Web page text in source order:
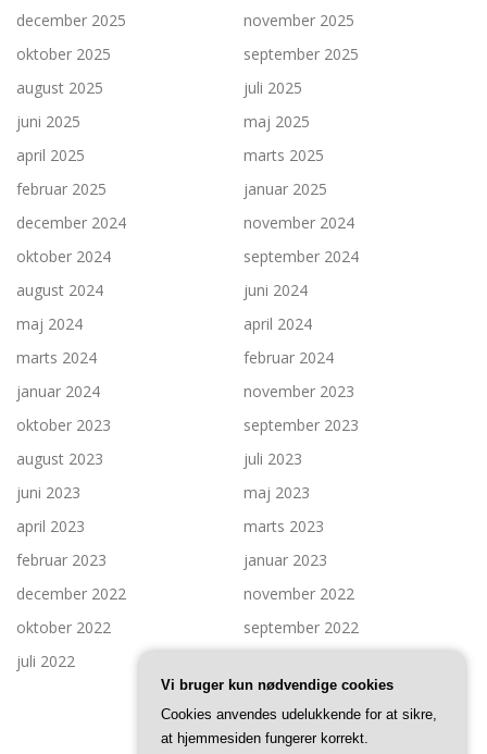
december 2025
november 2025
oktober 2025
september 2025
august 2025
juli 2025
juni 2025
maj 2025
april 2025
marts 2025
februar 2025
januar 2025
december 2024
november 2024
oktober 2024
september 2024
august 2024
juni 2024
maj 2024
april 2024
marts 2024
februar 2024
januar 2024
november 2023
oktober 2023
september 2023
august 2023
juli 2023
juni 2023
maj 2023
april 2023
marts 2023
februar 2023
januar 2023
december 2022
november 2022
oktober 2022
september 2022
juli 2022
Vi bruger kun nødvendige cookies
Cookies anvendes udelukkende for at sikre,
at hjemmesiden fungerer korrekt.